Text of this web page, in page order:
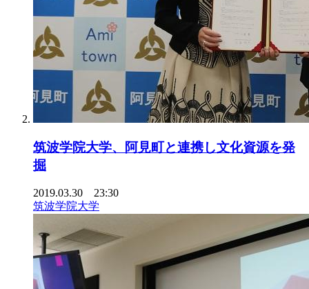
筑波学院大学、阿見町と連携し文化資源を発
掘
2019.03.30 23:30
筑波学院大学